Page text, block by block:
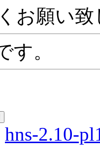
お願い
す。
hns-2.10-